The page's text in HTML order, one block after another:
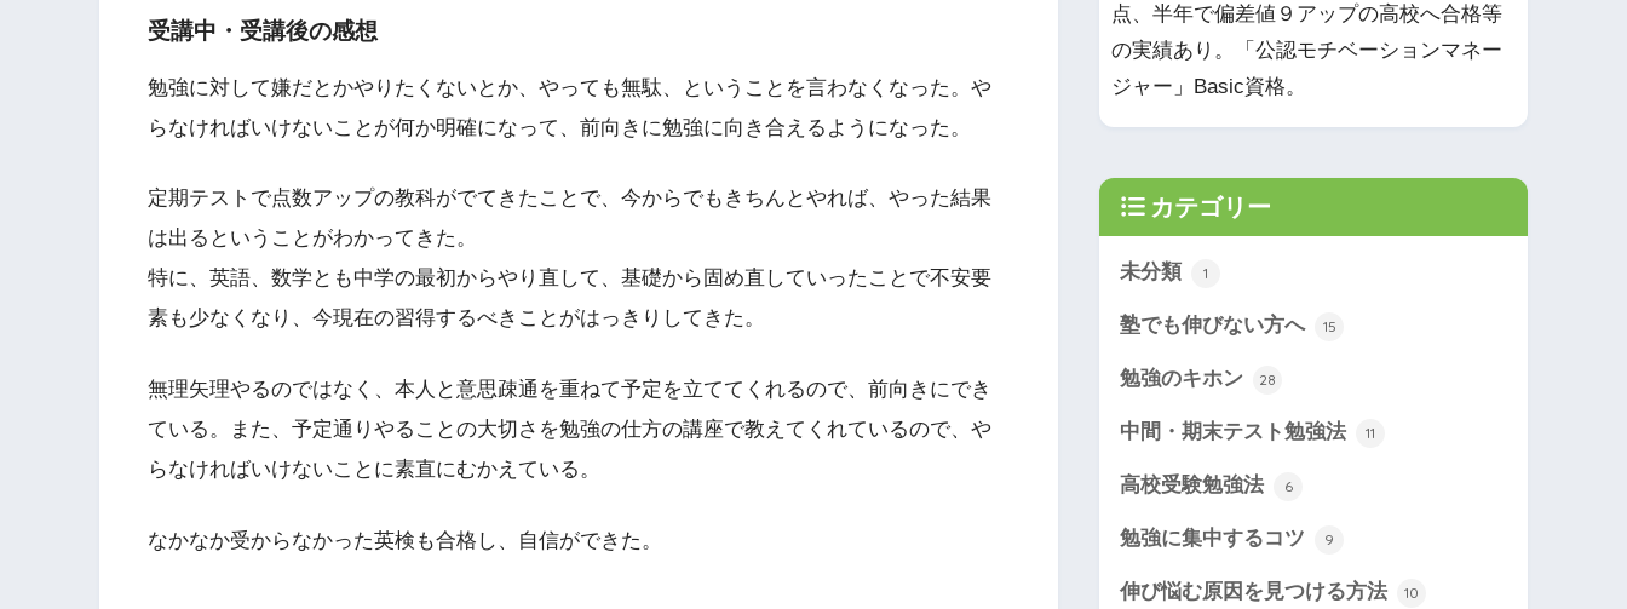
受講中・受講後の感想
勉強に対して嫌だとかやりたくないとか、やっても無駄、ということを言わなくなった。や
らなければいけないことが何か明確になって、前向きに勉強に向き合えるようになった。
定期テストで点数アップの教科がでてきたことで、今からでもきちんとやれば、やった結果
は出るということがわかってきた。
特に、英語、数学とも中学の最初からやり直して、基礎から固め直していったことで不安要
素も少なくなり、今現在の習得するべきことがはっきりしてきた。
無理矢理やるのではなく、本人と意思疎通を重ねて予定を立ててくれるので、前向きにでき
ている。また、予定通りやることの大切さを勉強の仕方の講座で教えてくれているので、や
らなければいけないことに素直にむかえている。
なかなか受からなかった英検も合格し、自信ができた。
点、半年で偏差値９アップの高校へ合格等
の実績あり。「公認モチベーションマネー
ジャー」Basic資格。
カテゴリー
未分類 1
塾でも伸びない方へ 15
勉強のキホン 28
中間・期末テスト勉強法 11
高校受験勉強法 6
勉強に集中するコツ 9
伸び悩む原因を見つける方法 10